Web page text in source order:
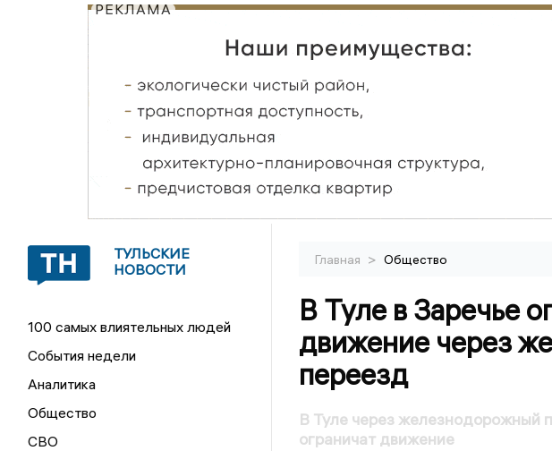
РЕКЛАМА
ТУЛЬСКИЕ
НОВОСТИ
100 самых влиятельных людей
События недели
Аналитика
Общество
СВО
Главная > Общество
В Туле в Заречье
движение через
переезд
В Туле через железнодорожный
ограничат движение